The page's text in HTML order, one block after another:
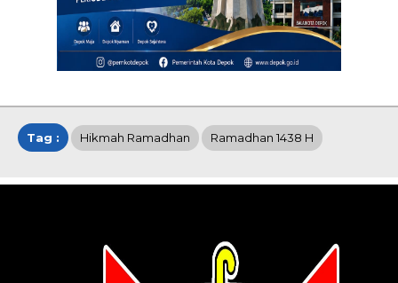
Tag : Hikmah Ramadhan Ramadhan 1438 H